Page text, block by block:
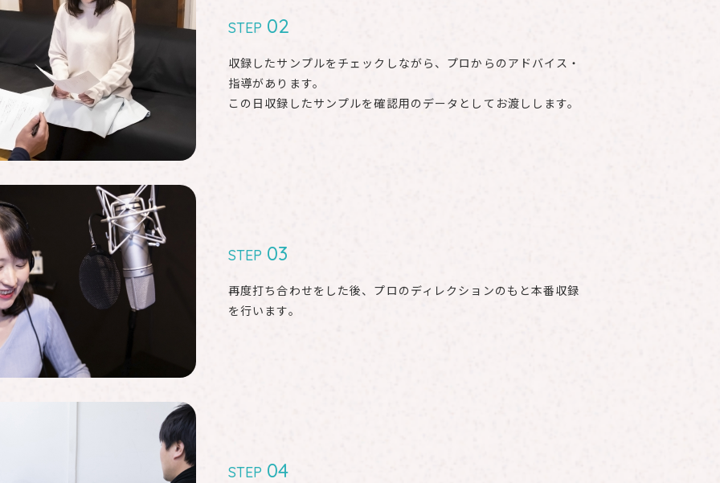
STEP 02
収録したサンプルをチェックしながら、プロからのアドバイス・
指導があります。
この⽇収録したサンプルを確認⽤のデータとしてお渡しします。
STEP 03
再度打ち合わせをした後、プロのディレクションのもと本番収録
を行います。
STEP 04